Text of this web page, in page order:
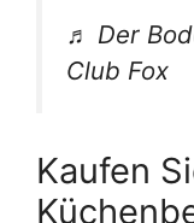
♬ Der
Club Fox
Kaufen